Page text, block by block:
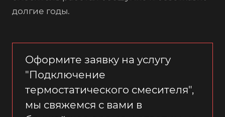
долгие годы.
Оформите заявку на услугу
"Подключение
термостатического смесителя",
мы свяжемся с вами в